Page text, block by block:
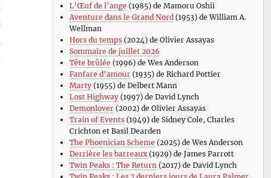
L’Œuf de l’ange (1985) de Mamoru Oshii
Aventure dans le Grand Nord(1953) de William A.
Wellman
Hors du temps(2024) de Olivier Assayas
Sommaire de juillet 2026
Tête brûlée (1996) de Wes Anderson
Fanfare d’amour(1935) de Richard Pottier
Marty(1955) de Delbert Mann
Lost Highway(1997) de David Lynch
Demonlover(2002) de Olivier Assayas
Train of Events(1949) de Sidney Cole, Charles
Crichton et Basil Dearden
The Phoenician Scheme (2025) de Wes Anderson
Derrière les barreaux(1929) de James Parrott
Twin Peaks : The Return(2017) de David Lynch